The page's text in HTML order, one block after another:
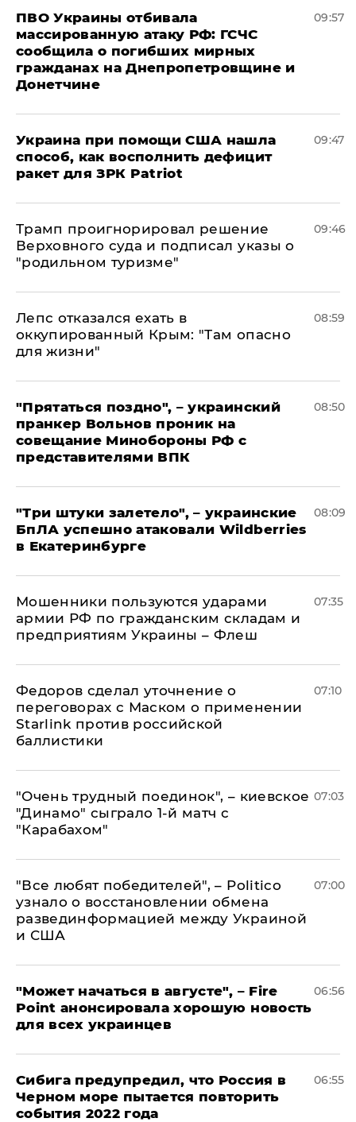
ПВО Украины отбивала
массированную атаку РФ: ГСЧС
сообщила о погибших мирных
гражданах на Днепропетровщине и
Донетчине
09:57
Украина при помощи США нашла
способ, как восполнить дефицит
ракет для ЗРК Patriot
09:47
Трамп проигнорировал решение
Верховного суда и подписал указы о
"родильном туризме"
09:46
Лепс отказался ехать в
оккупированный Крым: "Там опасно
для жизни"
08:59
"Прятаться поздно", – украинский
пранкер Вольнов проник на
совещание Минобороны РФ с
представителями ВПК
08:50
"Три штуки залетело", – украинские
БпЛА успешно атаковали Wildberries
в Екатеринбурге
08:09
Мошенники пользуются ударами
армии РФ по гражданским складам и
предприятиям Украины – Флеш
07:35
Федоров сделал уточнение о
переговорах с Маском о применении
Starlink против российской
баллистики
07:10
"Очень трудный поединок", – киевское
"Динамо" сыграло 1-й матч с
"Карабахом"
07:03
​"Все любят победителей", – Politico
узнало о восстановлении обмена
развединформацией между Украиной
и США
07:00
"Может начаться в августе", – Fire
Point анонсировала хорошую новость
для всех украинцев
06:56
Сибига предупредил, что Россия в
Черном море пытается повторить
события 2022 года
06:55